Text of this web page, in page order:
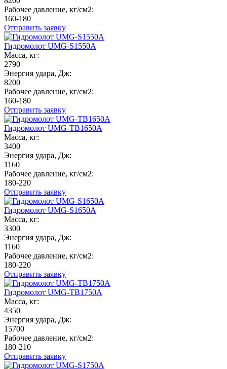
Рабочее давление, кг/см2:
160-180
Отправить заявку
Гидромолот UMG-S1550A
Масса, кг:
2790
Энергия удара, Дж:
8200
Рабочее давление, кг/см2:
160-180
Отправить заявку
Гидромолот UMG-TB1650A
Масса, кг:
3400
Энергия удара, Дж:
1160
Рабочее давление, кг/см2:
180-220
Отправить заявку
Гидромолот UMG-S1650A
Масса, кг:
3300
Энергия удара, Дж:
1160
Рабочее давление, кг/см2:
180-220
Отправить заявку
Гидромолот UMG-TB1750A
Масса, кг:
4350
Энергия удара, Дж:
15700
Рабочее давление, кг/см2:
180-210
Отправить заявку